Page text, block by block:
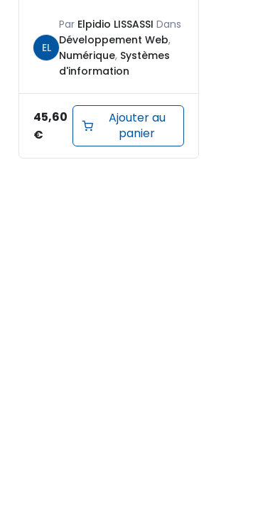
EL
Par Elpidio LISSASSI Dans
Développement Web,
Numérique, Systèmes
d'information
45,60
€
Ajouter au
panier